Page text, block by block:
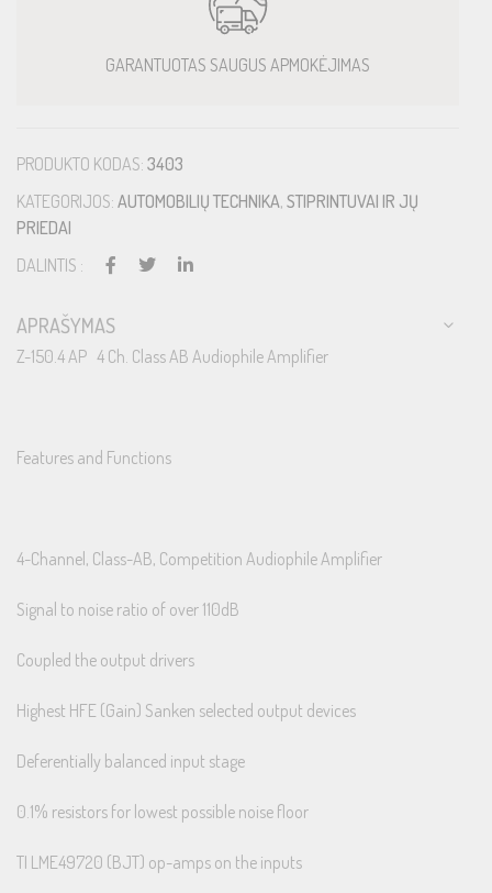
GARANTUOTAS SAUGUS APMOKĖJIMAS
PRODUKTO KODAS: 3403
KATEGORIJOS: AUTOMOBILIŲ TECHNIKA, STIPRINTUVAI IR JŲ
PRIEDAI
DALINTIS :
APRAŠYMAS
Z-150.4 AP 4 Ch. Class AB Audiophile Amplifier
Features and Functions
4-Channel, Class-AB, Competition Audiophile Amplifier
Signal to noise ratio of over 110dB
Coupled the output drivers
Highest HFE (Gain) Sanken selected output devices
Deferentially balanced input stage
0.1% resistors for lowest possible noise floor
TI LME49720 (BJT) op-amps on the inputs